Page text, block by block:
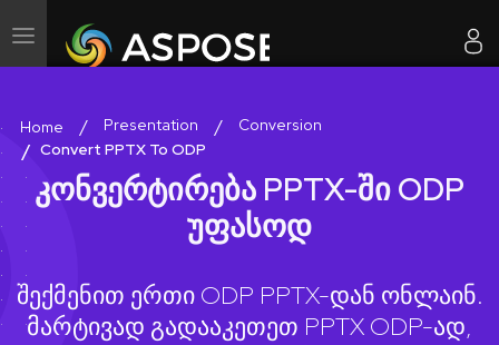
ნავიგაციის გადართვა
Home Presentation
Conversion
Convert PPTX To ODP
კონვერტირება PPTX-ში ODP
უფასოდ
შექმენით ერთი ODP PPTX-დან ონლაინ.
მარტივად გადააკეთეთ PPTX ODP-ად,